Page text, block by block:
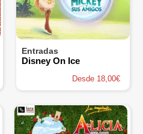
Entradas
Disney On Ice
Desde 18,00€